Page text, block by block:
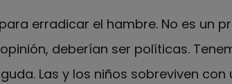
erradicar el hambre. No es un
deberían ser políticas.
Las y los niños sobreviven